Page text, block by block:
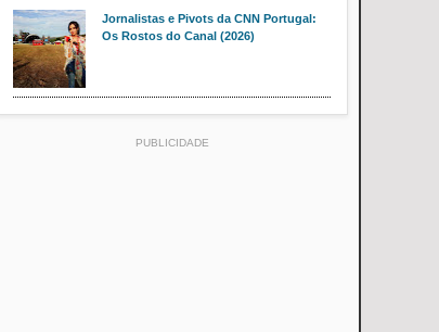
Jornalistas e Pivots da CNN Portugal:
Os Rostos do Canal (2026)
PUBLICIDADE